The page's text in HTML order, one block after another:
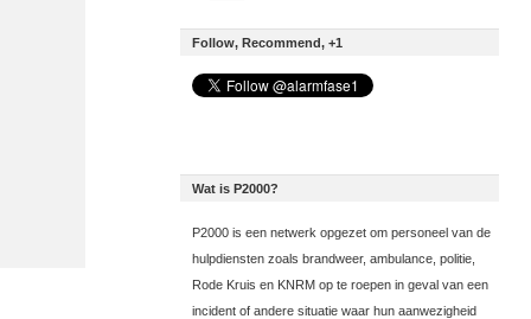
Follow, Recommend, +1
Wat is P2000?
P2000 is een netwerk opgezet om personeel van de
hulpdiensten zoals brandweer, ambulance, politie,
Rode Kruis en KNRM op te roepen in geval van een
incident of andere situatie waar hun aanwezigheid